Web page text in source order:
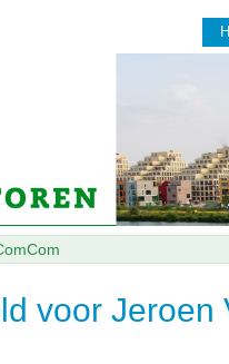
voor Jeroen